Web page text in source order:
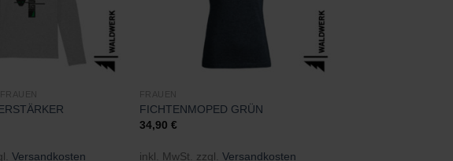
Versandkosten
FRAUEN
FICHTENMOPED GRÜN
34,90 €
inkl. MwSt. zzgl. Versandkosten